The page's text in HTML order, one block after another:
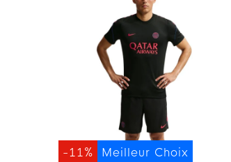
Meilleur Choix
-11%